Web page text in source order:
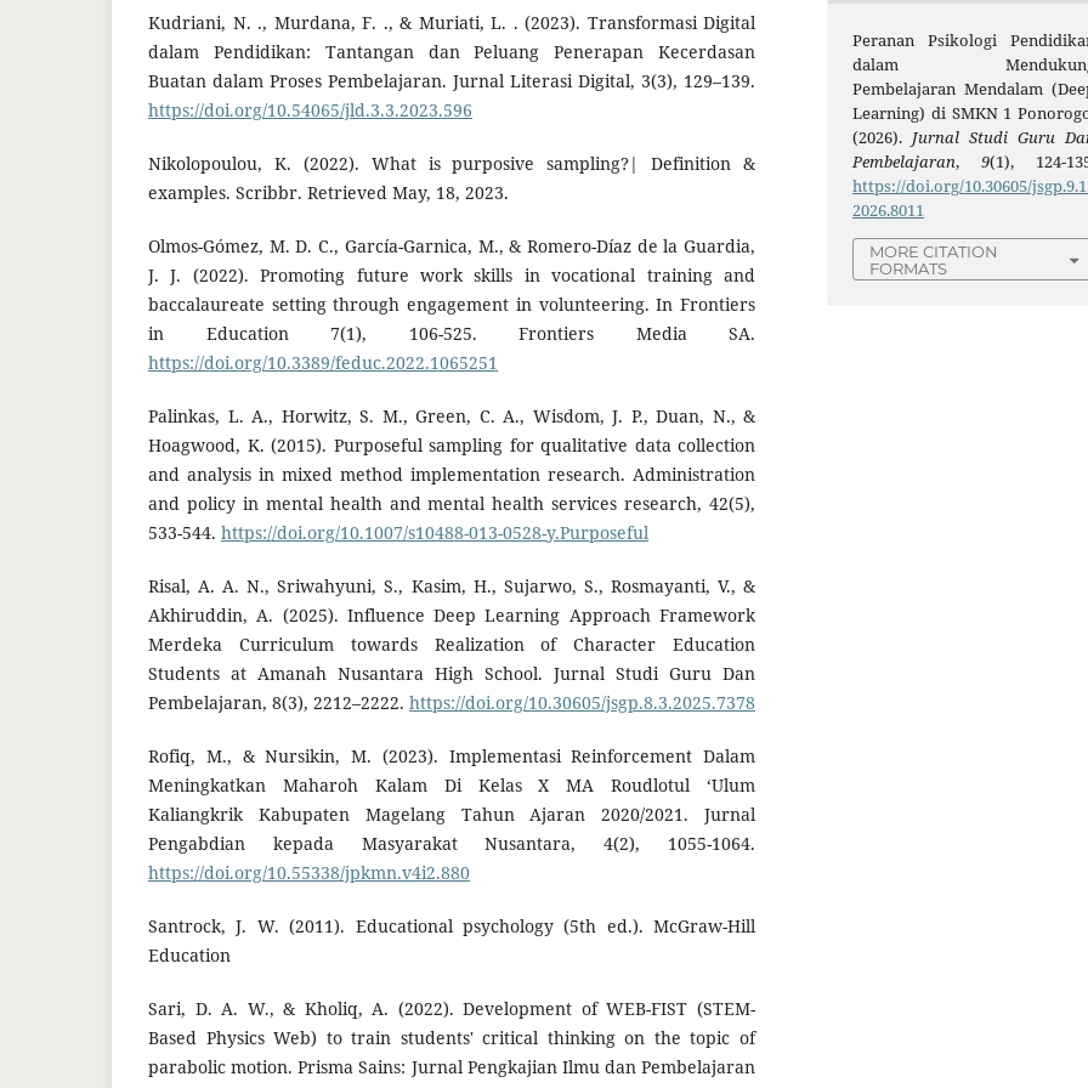
Kudriani, N. ., Murdana, F. ., & Muriati, L. . (2023). Transformasi Digital
dalam Pendidikan: Tantangan dan Peluang Penerapan Kecerdasan
Buatan dalam Proses Pembelajaran. Jurnal Literasi Digital, 3(3), 129–139.
https://doi.org/10.54065/jld.3.3.2023.596
Nikolopoulou, K. (2022). What is purposive sampling?| Definition &
examples. Scribbr. Retrieved May, 18, 2023.
Olmos-Gómez, M. D. C., García-Garnica, M., & Romero-Díaz de la Guardia,
J. J. (2022). Promoting future work skills in vocational training and
baccalaureate setting through engagement in volunteering. In Frontiers
in Education 7(1), 106-525. Frontiers Media SA.
https://doi.org/10.3389/feduc.2022.1065251
Palinkas, L. A., Horwitz, S. M., Green, C. A., Wisdom, J. P., Duan, N., &
Hoagwood, K. (2015). Purposeful sampling for qualitative data collection
and analysis in mixed method implementation research. Administration
and policy in mental health and mental health services research, 42(5),
533-544. https://doi.org/10.1007/s10488-013-0528-y.Purposeful
Risal, A. A. N., Sriwahyuni, S., Kasim, H., Sujarwo, S., Rosmayanti, V., &
Akhiruddin, A. (2025). Influence Deep Learning Approach Framework
Merdeka Curriculum towards Realization of Character Education
Students at Amanah Nusantara High School. Jurnal Studi Guru Dan
Pembelajaran, 8(3), 2212–2222. https://doi.org/10.30605/jsgp.8.3.2025.7378
Rofiq, M., & Nursikin, M. (2023). Implementasi Reinforcement Dalam
Meningkatkan Maharoh Kalam Di Kelas X MA Roudlotul ‘Ulum
Kaliangkrik Kabupaten Magelang Tahun Ajaran 2020/2021. Jurnal
Pengabdian kepada Masyarakat Nusantara, 4(2), 1055-1064.
https://doi.org/10.55338/jpkmn.v4i2.880
Santrock, J. W. (2011). Educational psychology (5th ed.). McGraw-Hill
Education
Sari, D. A. W., & Kholiq, A. (2022). Development of WEB-FIST (STEM-
Based Physics Web) to train students' critical thinking on the topic of
parabolic motion. Prisma Sains: Jurnal Pengkajian Ilmu dan Pembelajaran
Peranan Psikologi
dalam
Pembelajaran Mendalam
Learning) di SMKN 1
(2026). Jurnal Studi Guru
Pembelajaran, 9(1), 124-
https://doi.org/10.30605/
2026.8011
MORE CITATION
FORMATS